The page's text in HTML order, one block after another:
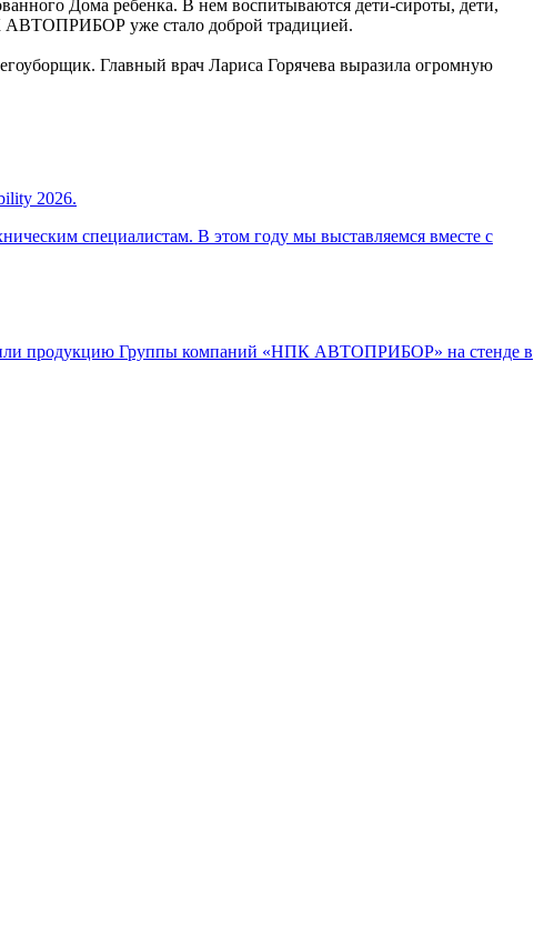
Дома ребенка. В нем воспитываются дети-сироты, дети,
АВТОПРИБОР уже стало доброй традицией.
Главный врач Лариса Горячева выразила огромную
2026.
специалистам. В этом году мы выставляемся вместе с
продукцию Группы компаний «НПК АВТОПРИБОР» на стенде в